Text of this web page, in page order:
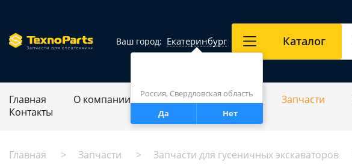
Ваш город: Екатеринбург
Россия, Свердловская область
Да
Нет
Каталог
Главная О компании Ремонт спецтехники Запчасти
Контакты
Главная Запчасти Запчасти для гусеничных экскаваторов